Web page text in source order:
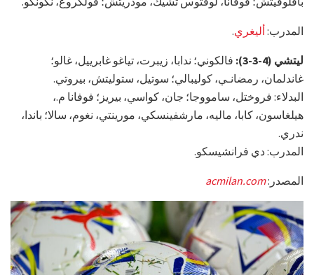
المدرب:أليغري.
ليتشي (4-3-3):
فالكوني؛ ندابا، زيبرت، تياغو غابرييل، غالو؛
غاندلمان، رمضانـي، كوليبالي؛ سوتيل، ستوليتش، بيروتي.
البدلاء: فروختل، سامووجا؛ جان، كواسي، بيريز؛ فوفانا م.،
هيلغاسون، كابا، ماليه، مارشفينسكي، مورينتي، نغوم، سالا؛ باندا،
ندري.
المدرب: دي فرانشيسكو.
المصدر:acmilan.com